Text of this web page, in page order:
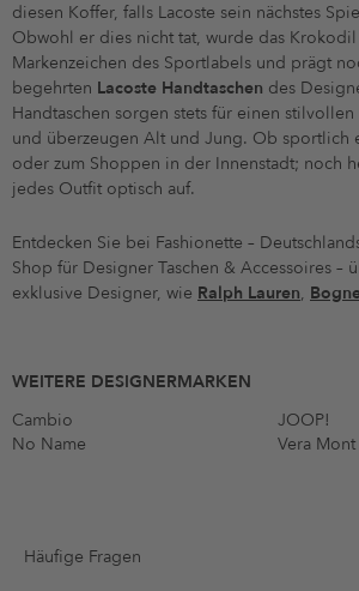
diesen Koffer, falls Lacoste sein nächstes
Obwohl er dies nicht tat, wurde das
Markenzeichen des Sportlabels und prägt
begehrten Lacoste Handtaschen des
Handtaschen sorgen stets für einen
und überzeugen Alt und Jung. Ob sportlich
oder zum Shoppen in der Innenstadt; noch
jedes Outfit optisch auf.
Entdecken Sie bei Fashionette –
Shop für Designer Taschen & Accessoires –
exklusive Designer, wie Ralph Lauren,
WEITERE DESIGNERMARKEN
Cambio
JOOP!
No Name
Vera Mont
Häufige Fragen